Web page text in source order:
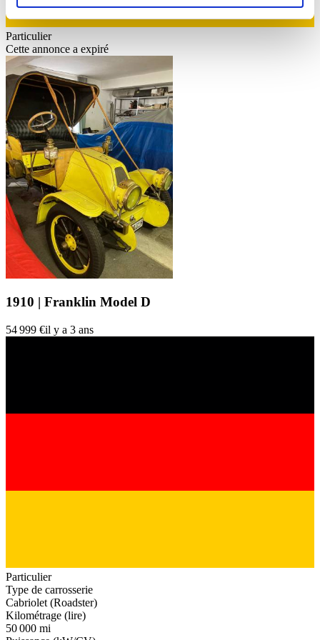
soziale Medien, Werbung und Analysen weiter. Unsere
Partner führen diese Informationen möglicherweise mit
weiteren Daten zusammen, die Sie ihnen bereitgestellt
haben oder die sie im Rahmen Ihrer Nutzung der Dienste
gesammelt haben.Datenschutzerklärung
Particulier
Cette annonce a expiré
1910 | Franklin Model D
54 999 €il y a 3 ans
Particulier
Type de carrosserie
Cabriolet (Roadster)
Kilométrage (lire)
50 000 mi